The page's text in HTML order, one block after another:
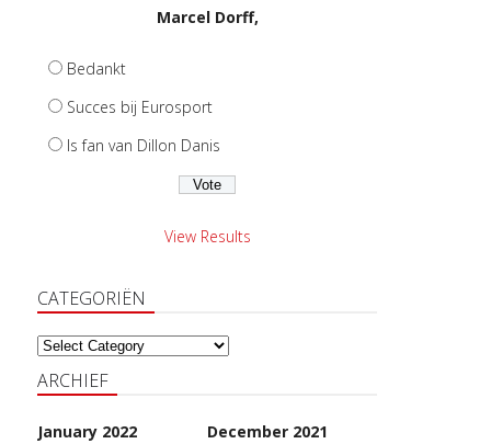
Marcel Dorff,
Bedankt
Succes bij Eurosport
Is fan van Dillon Danis
View Results
CATEGORIËN
Categoriën
ARCHIEF
January 2022
December 2021